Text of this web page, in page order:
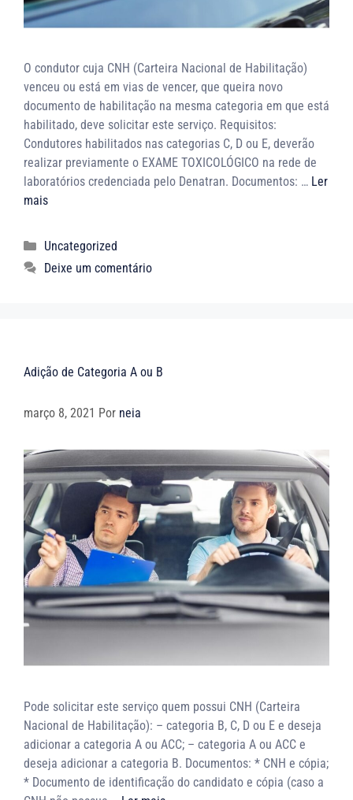
O condutor cuja CNH (Carteira Nacional de Habilitação)
venceu ou está em vias de vencer, que queira novo
documento de habilitação na mesma categoria em que está
habilitado, deve solicitar este serviço. Requisitos:
Condutores habilitados nas categorias C, D ou E, deverão
realizar previamente o EXAME TOXICOLÓGICO na rede de
laboratórios credenciada pelo Denatran. Documentos: … Ler
mais
Uncategorized
Deixe um comentário
Adição de Categoria A ou B
março 8, 2021 Por neia
Pode solicitar este serviço quem possui CNH (Carteira
Nacional de Habilitação): – categoria B, C, D ou E e deseja
adicionar a categoria A ou ACC; – categoria A ou ACC e
deseja adicionar a categoria B. Documentos: * CNH e cópia;
* Documento de identificação do candidato e cópia (caso a